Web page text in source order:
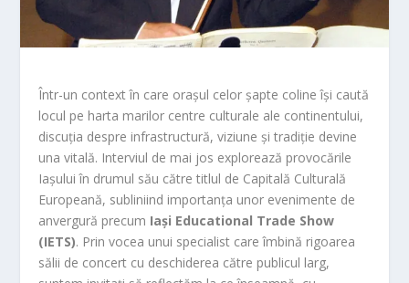
Într-un context în care orașul celor șapte coline își caută
locul pe harta marilor centre culturale ale continentului,
discuția despre infrastructură, viziune și tradiție devine
una vitală. Interviul de mai jos explorează provocările
Iașului în drumul său către titlul de Capitală Culturală
Europeană, subliniind importanța unor evenimente de
anvergură precum Iași Educational Trade Show
(IETS). Prin vocea unui specialist care îmbină rigoarea
sălii de concert cu deschiderea către publicul larg,